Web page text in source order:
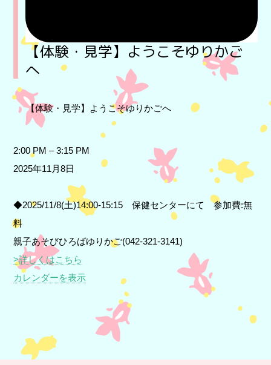
【体験・見学】ようこそゆりかご
へ
【体験・見学】ようこそゆりかごへ
2:00 PM –3:15 PM
2025年11月8日
◆2025/11/8(土)14:00-15:15 保健センターにて 参加費:無
料
親子あそびひろばゆりかご(042-321-3141)
>詳しくはこちら
カレンダーを表示